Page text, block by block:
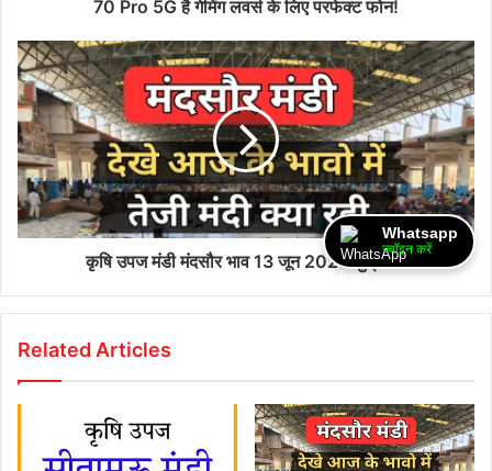
70 Pro 5G है गेमिंग लवर्स के लिए परफेक्ट फोन!
कृषि उपज मंडी मंदसौर भाव 13 जून 2025 शुक्रवार
Related Articles
Whatsapp
ज्वॉइन करें